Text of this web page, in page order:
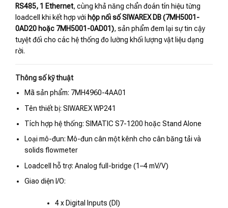
RS485, 1 Ethernet, cùng khả năng chẩn đoán tín hiệu từng
loadcell khi kết hợp với hộp nối số SIWAREX DB (7MH5001-
0AD20 hoặc 7MH5001-0AD01), sản phẩm đem lại sự tin cậy
tuyệt đối cho các hệ thống đo lường khối lượng vật liệu dạng
rời.
Thông số kỹ thuật
Mã sản phẩm: 7MH4960-4AA01
Tên thiết bị: SIWAREX WP241
Tích hợp hệ thống: SIMATIC S7-1200 hoặc Stand Alone
Loại mô-đun: Mô-đun cân một kênh cho cân băng tải và
solids flowmeter
Loadcell hỗ trợ: Analog full-bridge (1–4 mV/V)
Giao diện I/O:
4 x Digital Inputs (DI)